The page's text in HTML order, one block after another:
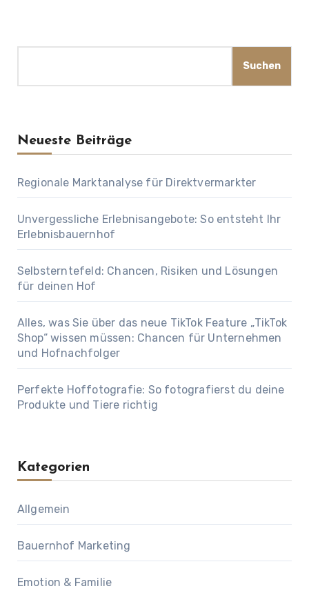
Suchen
Neueste Beiträge
Regionale Marktanalyse für Direktvermarkter
Unvergessliche Erlebnisangebote: So entsteht Ihr
Erlebnisbauernhof
Selbsterntefeld: Chancen, Risiken und Lösungen
für deinen Hof
Alles, was Sie über das neue TikTok Feature „TikTok
Shop“ wissen müssen: Chancen für Unternehmen
und Hofnachfolger
Perfekte Hoffotografie: So fotografierst du deine
Produkte und Tiere richtig
Kategorien
Allgemein
Bauernhof Marketing
Emotion & Familie